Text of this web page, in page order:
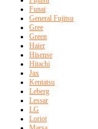
Funai
General Fujitsu
Gree
Green
Haier
Hisense
Hitachi
Jax
Kentatsu
Leberg
Lessar
LG
Loriot